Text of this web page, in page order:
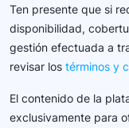
Ten presente que si
disponibilidad,
gestión efectuada a
revisar los términos y
El contenido de la
exclusivamente para